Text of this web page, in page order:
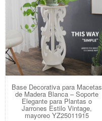
Base Decorativa para Macetas
de Madera Blanca – Soporte
Elegante para Plantas o
Jarrones Estilo Vintage,
mayoreo YZ25011915